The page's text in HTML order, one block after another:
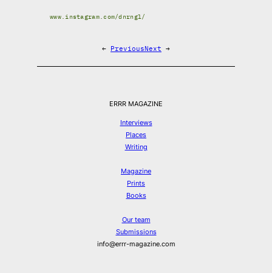
www.instagram.com/dnrngl/
← PreviousNext →
ERRR MAGAZINE
Interviews
Places
Writing
Magazine
Prints
Books
Our team
Submissions
info@errr-magazine.com